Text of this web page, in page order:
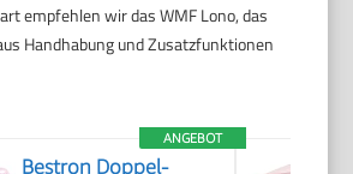
empfehlen wir das WMF Lono, das
Handhabung und Zusatzfunktionen
ANGEBOT
Bestron Doppel-